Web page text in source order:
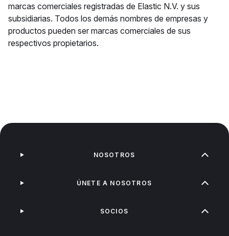
marcas comerciales registradas de Elastic N.V. y sus
subsidiarias. Todos los demás nombres de empresas y
productos pueden ser marcas comerciales de sus
respectivos propietarios.
NOSOTROS
ÚNETE A NOSOTROS
SOCIOS